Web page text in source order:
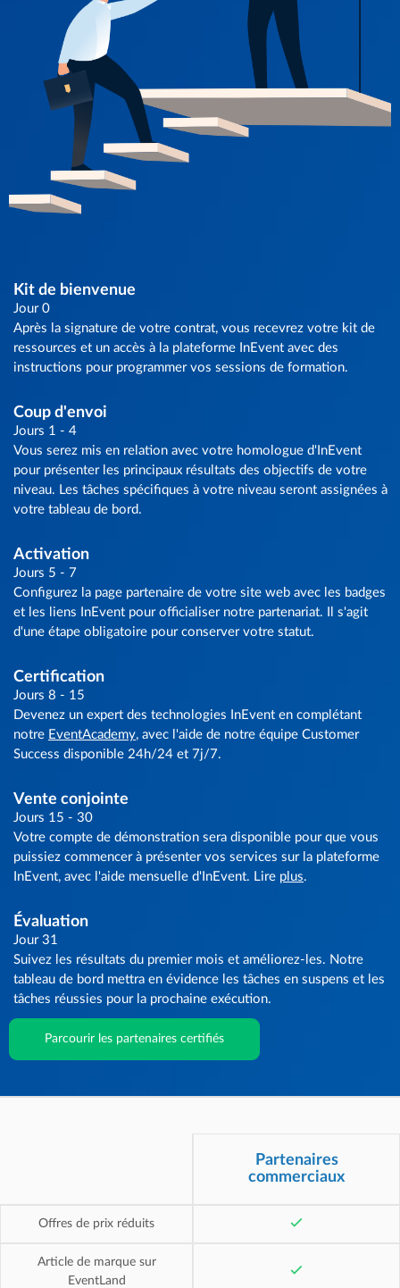
Kit de bienvenue
Jour 0
Après la signature de votre contrat, vous recevrez votre kit de
ressources et un accès à la plateforme InEvent avec des
instructions pour programmer vos sessions de formation.
Coup d'envoi
Jours 1 - 4
Vous serez mis en relation avec votre homologue d'InEvent
pour présenter les principaux résultats des objectifs de votre
niveau. Les tâches spécifiques à votre niveau seront assignées à
votre tableau de bord.
Activation
Jours 5 - 7
Configurez la page partenaire de votre site web avec les badges
et les liens InEvent pour officialiser notre partenariat. Il s'agit
d'une étape obligatoire pour conserver votre statut.
Certification
Jours 8 - 15
Devenez un expert des technologies InEvent en complétant
notre EventAcademy, avec l'aide de notre équipe Customer
Success disponible 24h/24 et 7j/7.
Vente conjointe
Jours 15 - 30
Votre compte de démonstration sera disponible pour que vous
puissiez commencer à présenter vos services sur la plateforme
InEvent, avec l'aide mensuelle d'InEvent. Lire plus.
Évaluation
Jour 31
Suivez les résultats du premier mois et améliorez-les. Notre
tableau de bord mettra en évidence les tâches en suspens et les
tâches réussies pour la prochaine exécution.
Parcourir les partenaires certifiés
Partenaires
commerciaux
Offres de prix réduits
Article de marque sur
EventLand